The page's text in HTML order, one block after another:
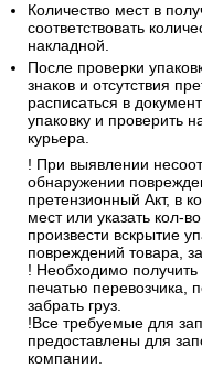
Количество мест в
соответствовать
накладной.
После проверки
знаков и отсутствия
расписаться в
упаковку и проверить
курьера.
! При выявлении
обнаружении
претензионный Акт, в
мест или указать кол-
произвести вскрытие
повреждений товара,
! Необходимо получить
печатью перевозчика,
забрать груз.
!Все требуемые для
предоставлены для
компании.